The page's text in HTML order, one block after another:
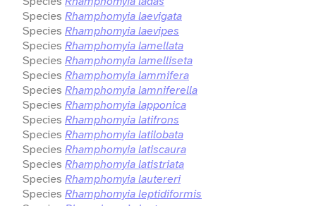
Species Rhamphomyia laevigata
Species Rhamphomyia laevipes
Species Rhamphomyia lamellata
Species Rhamphomyia lamelliseta
Species Rhamphomyia lammifera
Species Rhamphomyia lamniferella
Species Rhamphomyia lapponica
Species Rhamphomyia latifrons
Species Rhamphomyia latilobata
Species Rhamphomyia latiscaura
Species Rhamphomyia latistriata
Species Rhamphomyia lautereri
Species Rhamphomyia leptidiformis